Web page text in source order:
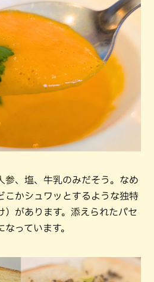
参、塩、牛乳のみだそう。なめ
こかシュワッとするような独特
）があります。添えられたパセ
っています。